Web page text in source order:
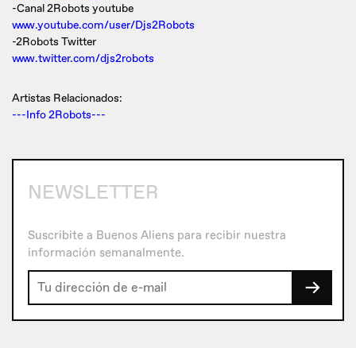
-Canal 2Robots youtube
www.youtube.com/user/Djs2Robots
-2Robots Twitter
www.twitter.com/djs2robots
Artistas Relacionados:
---Info 2Robots---
NEWSLETTER
Suscribite a Buenos Aliens para recibir nuestra
información semanalmente.
→